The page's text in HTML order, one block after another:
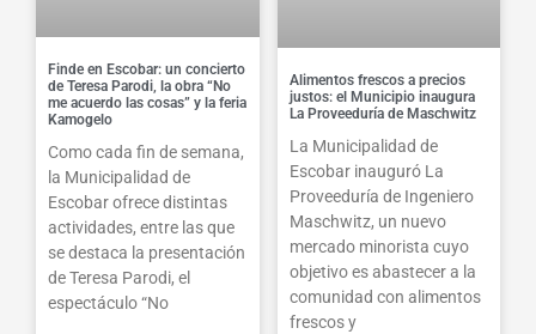
Finde en Escobar: un concierto
de Teresa Parodi, la obra “No
me acuerdo las cosas” y la feria
Kamogelo
Como cada fin de semana,
la Municipalidad de
Escobar ofrece distintas
actividades, entre las que
se destaca la presentación
de Teresa Parodi, el
espectáculo “No
Alimentos frescos a precios
justos: el Municipio inaugura
La Proveeduría de Maschwitz
La Municipalidad de
Escobar inauguró La
Proveeduría de Ingeniero
Maschwitz, un nuevo
mercado minorista cuyo
objetivo es abastecer a la
comunidad con alimentos
frescos y